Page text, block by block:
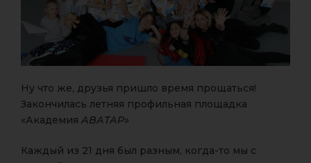
Ну что же, друзья пришло время прощаться!
Закончилась летняя профильная площадка
«Академия АВАТАР»
Каждый из 21 дня был разным, когда-то мы с